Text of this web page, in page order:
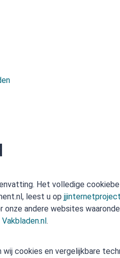
Het volledige
leest u op
onze andere websites
Vakbladen.nl.
wij cookies en vergelijkbare